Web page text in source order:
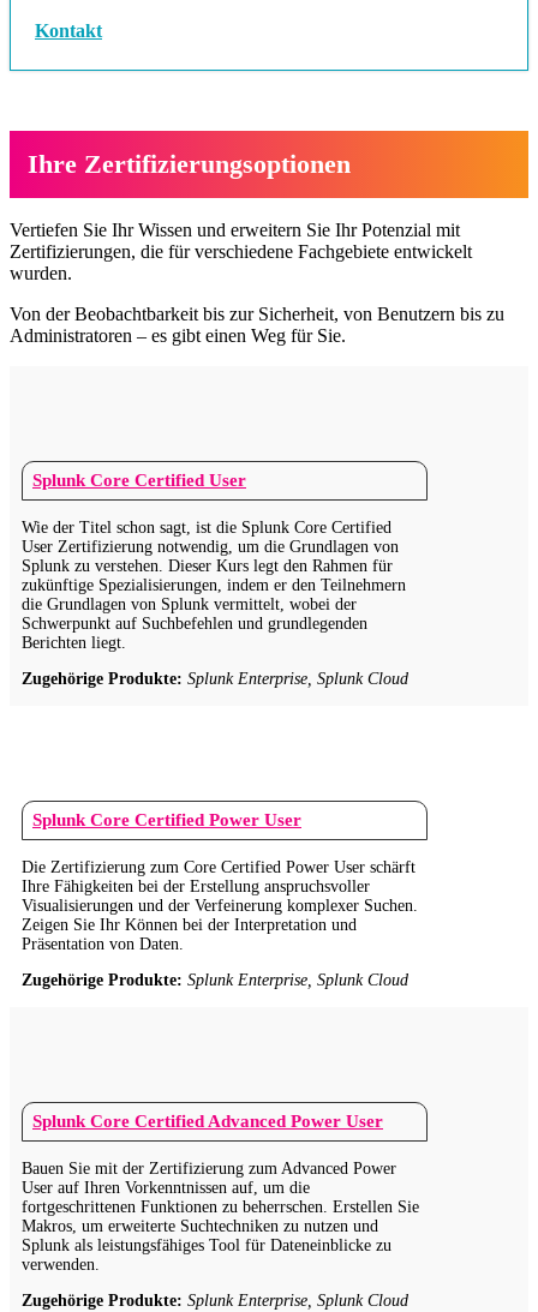
Kontakt
Ihre Zertifizierungsoptionen
Vertiefen Sie Ihr Wissen und erweitern Sie Ihr Potenzial mit
Zertifizierungen, die für verschiedene Fachgebiete entwickelt
wurden.
Von der Beobachtbarkeit bis zur Sicherheit, von Benutzern bis zu
Administratoren – es gibt einen Weg für Sie.
Splunk Core Certified User
Wie der Titel schon sagt, ist die Splunk Core Certified
User Zertifizierung notwendig, um die Grundlagen von
Splunk zu verstehen. Dieser Kurs legt den Rahmen für
zukünftige Spezialisierungen, indem er den Teilnehmern
die Grundlagen von Splunk vermittelt, wobei der
Schwerpunkt auf Suchbefehlen und grundlegenden
Berichten liegt.
Zugehörige Produkte: Splunk Enterprise, Splunk Cloud
Splunk Core Certified Power User
Die Zertifizierung zum Core Certified Power User schärft
Ihre Fähigkeiten bei der Erstellung anspruchsvoller
Visualisierungen und der Verfeinerung komplexer Suchen.
Zeigen Sie Ihr Können bei der Interpretation und
Präsentation von Daten.
Zugehörige Produkte: Splunk Enterprise, Splunk Cloud
Splunk Core Certified Advanced Power User
Bauen Sie mit der Zertifizierung zum Advanced Power
User auf Ihren Vorkenntnissen auf, um die
fortgeschrittenen Funktionen zu beherrschen. Erstellen Sie
Makros, um erweiterte Suchtechniken zu nutzen und
Splunk als leistungsfähiges Tool für Dateneinblicke zu
verwenden.
Zugehörige Produkte: Splunk Enterprise, Splunk Cloud